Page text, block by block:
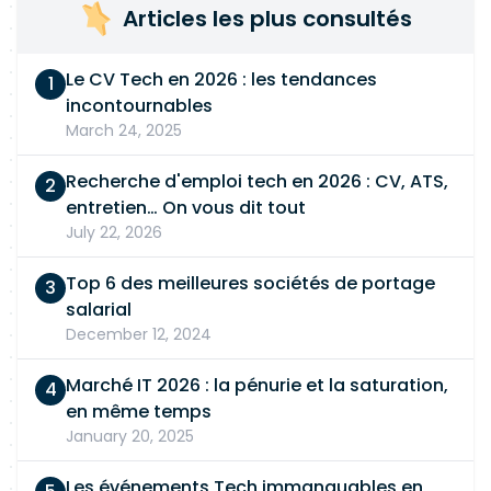
Articles les plus consultés
Le CV Tech en 2026 : les tendances
incontournables
March 24, 2025
Recherche d'emploi tech en 2026 : CV, ATS,
entretien… On vous dit tout
July 22, 2026
Top 6 des meilleures sociétés de portage
salarial
December 12, 2024
Marché IT 2026 : la pénurie et la saturation,
en même temps
January 20, 2025